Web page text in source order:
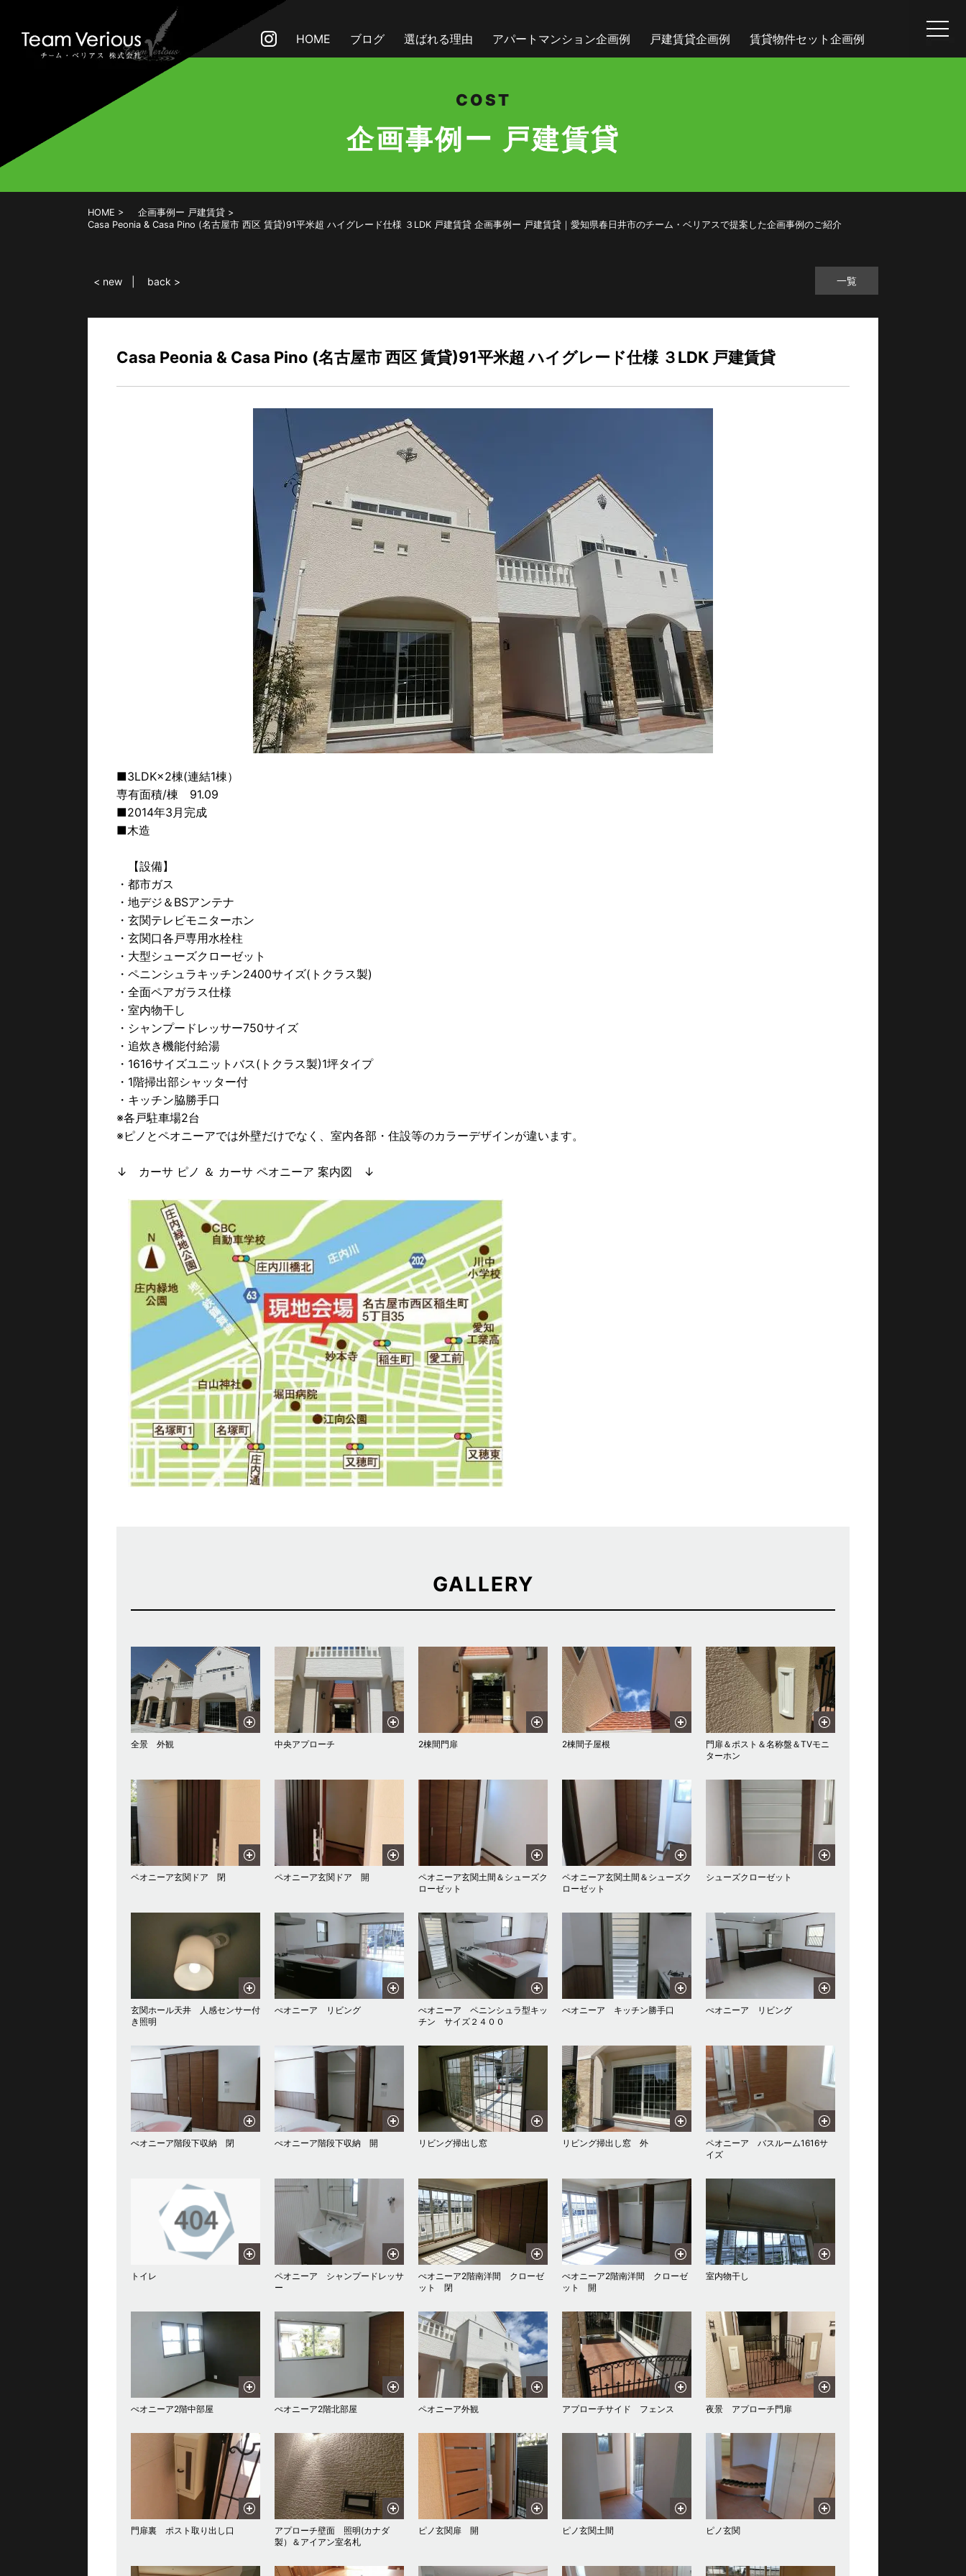
COST
企画事例ー 戸建賃貸
HOME ブログ 選ばれる理由 アパートマンション企画例 戸建賃貸企画例 賃貸物件セット企画例
HOME
企画事例ー 戸建賃貸
Casa Peonia & Casa Pino (名古屋市 西区 賃貸)91平米超 ハイグレード仕様 ３LDK 戸建賃貸 企画事例ー 戸建賃貸｜愛知県春日井市のチーム・ベリアスで提案した企画事例のご紹介
一覧
< new back >
Casa Peonia & Casa Pino (名古屋市 西区 賃貸)91平米超 ハイグレード仕様 ３LDK 戸建賃貸
■3LDK×2棟(連結1棟）
専有面積/棟 91.09
■2014年3月完成
■木造
【設備】
・都市ガス
・地デジ＆BSアンテナ
・玄関テレビモニターホン
・玄関口各戸専用水栓柱
・大型シューズクローゼット
・ペニンシュラキッチン2400サイズ(トクラス製)
・全面ペアガラス仕様
・室内物干し
・シャンプードレッサー750サイズ
・追炊き機能付給湯
・1616サイズユニットバス(トクラス製)1坪タイプ
・1階掃出部シャッター付
・キッチン脇勝手口
※各戸駐車場2台
※ピノとペオニーアでは外壁だけでなく、室内各部・住設等のカラーデザインが違います。
↓ カーサ ピノ ＆ カーサ ペオニーア 案内図 ↓
GALLERY
全景 外観 中央アプローチ 2棟間門扉 2棟間子屋根
門扉＆ポスト＆名称盤＆TVモニ
ターホン
ペオニーア玄関ドア 閉 ペオニーア玄関ドア 開
ペオニーア玄関土間＆シューズク
ローゼット
ペオニーア玄関土間＆シューズク
ローゼット
シューズクローゼット
玄関ホール天井 人感センサー付
き照明
ぺオニーア リビング
ぺオニーア ペニンシュラ型キッ
チン サイズ２４００
ぺオニーア キッチン勝手口 ぺオニーア リビング
ぺオニーア階段下収納 閉 ぺオニーア階段下収納 開 リビング掃出し窓 リビング掃出し窓 外
ペオニーア バスルーム1616サ
イズ
トイレ
ペオニーア シャンプードレッサ
ー
ぺオニーア2階南洋間 クローゼ
ット 閉
ぺオニーア2階南洋間 クローゼ
ット 開
室内物干し
ぺオニーア2階中部屋 ぺオニーア2階北部屋 ペオニーア外観 アプローチサイド フェンス 夜景 アプローチ門扉
門扉裏 ポスト取り出し口
アプローチ壁面 照明(カナダ
製）＆アイアン室名札
ピノ玄関扉 開 ピノ玄関土間 ピノ玄関